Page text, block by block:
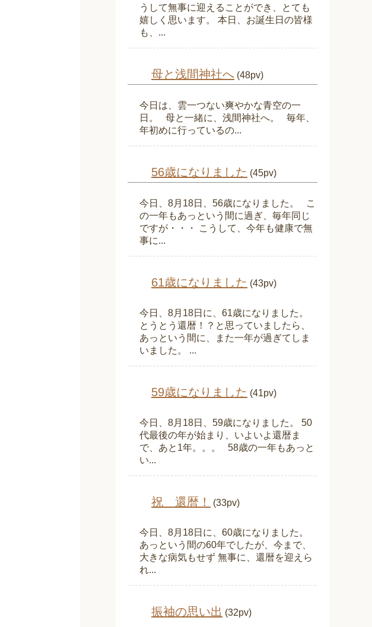
うして無事に迎えることができ、とても
嬉しく思います。 本日、お誕生日の皆様
も、...
母と浅間神社へ (48pv)
今日は、雲一つない爽やかな青空の一
日。 母と一緒に、浅間神社へ。 毎年、
年初めに行っているの...
56歳になりました (45pv)
今日、8月18日、56歳になりました。 こ
の一年もあっという間に過ぎ、毎年同じ
ですが・・・ こうして、今年も健康で無
事に...
61歳になりました (43pv)
今日、8月18日に、61歳になりました。
とうとう還暦！？と思っていましたら、
あっという間に、また一年が過ぎてしま
いました。 ...
59歳になりました (41pv)
今日、8月18日、59歳になりました。 50
代最後の年が始まり、いよいよ還暦ま
で、あと1年。。。 58歳の一年もあっと
い...
祝 還暦！ (33pv)
今日、8月18日に、60歳になりました。
あっという間の60年でしたが、今まで、
大きな病気もせず 無事に、還暦を迎えら
れ...
振袖の思い出 (32pv)